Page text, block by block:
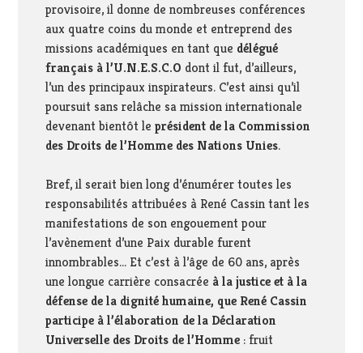
provisoire, il donne de nombreuses conférences
aux quatre coins du monde et entreprend des
missions académiques en tant que délégué
français à l’U.N.E.S.C.O dont il fut, d’ailleurs,
l’un des principaux inspirateurs. C’est ainsi qu’il
poursuit sans relâche sa mission internationale
devenant bientôt leprésident de la Commission
des Droits de l’Homme des Nations Unies.
Bref, il serait bien long d’énumérer toutes les
responsabilités attribuées à René Cassin tant les
manifestations de son engouement pour
l’avènement d’une Paix durable furent
innombrables… Et c’est à l’âge de 60 ans, après
une longue carrière consacrée à la justice et à la
défense de la dignité humaine, que René Cassin
participe à l’élaboration de la Déclaration
Universelle des Droits de l’Homme : fruit